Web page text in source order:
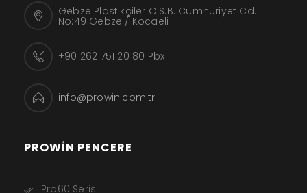
Gebze Plastikçiler O.S.B. Cumhuriyet Cd.
No:49 Gebze / Kocaeli
+90 262 751 20 80 Pbx
info@prowin.com.tr
PROWIN PENCERE
Pro60 Serisi